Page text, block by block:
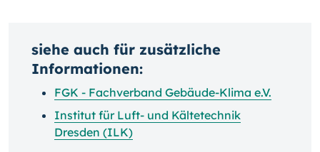
siehe auch für zusätzliche
Informationen:
FGK - Fachverband Gebäude-Klima e.V.
Institut für Luft- und Kältetechnik
Dresden (ILK)